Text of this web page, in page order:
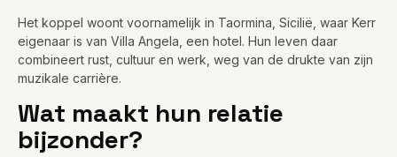
Het koppel woont voornamelijk in Taormina, Sicilië, waar Kerr
eigenaar is van Villa Angela, een hotel. Hun leven daar
combineert rust, cultuur en werk, weg van de drukte van zijn
muzikale carrière.
Wat maakt hun relatie
bijzonder?